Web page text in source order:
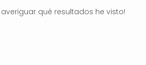
averiguar qué resultados he visto!